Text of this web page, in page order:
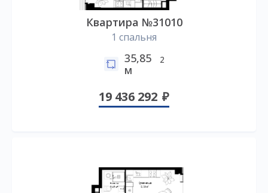
Квартира №31010
1 спальня
35,85
м
2
19 436 292